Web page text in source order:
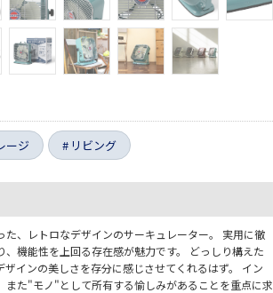
ージ リビング
た、レトロなデザインのサーキュレーター。 実用に徹
、機能性を上回る存在感が魅力です。 どっしり構えた
インの美しさを存分に感じさせてくれるはず。 イン
また"モノ"として所有する愉しみがあることを重点に求